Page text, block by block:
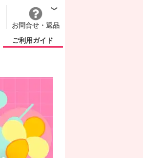
お問合せ・返品
ご利用ガイド